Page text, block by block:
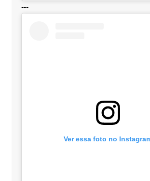
---
Ver essa foto no